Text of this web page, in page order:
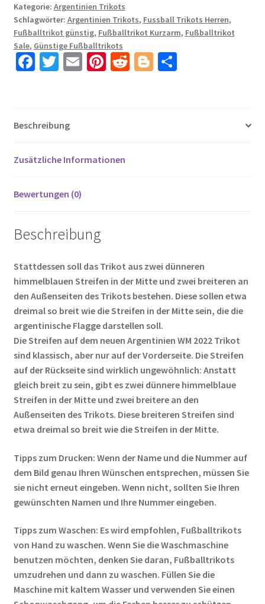
Weiss
Blau
Kurzarm
Fussballtrikots
DE
Kategorie: Argentinien Trikots
Schlagwörter: Argentinien Trikots, Fussball Trikots Herren,
Fußballtrikot günstig, Fußballtrikot Kurzarm, Fußballtrikot
Sale, Günstige Fußballtrikots
Fa
o
k
T
er
E Pi R Bl T
Beschreibung
Zusätzliche Informationen
Bewertungen (0)
Beschreibung
Stattdessen soll das Trikot aus zwei dünneren
himmelblauen Streifen in der Mitte und zwei breiteren an
den Außenseiten des Trikots bestehen. Diese sollen etwa
dreimal so breit wie die Streifen in der Mitte sein, die die
argentinische Flagge darstellen soll.
Die Streifen auf dem neuen Argentinien WM 2022 Trikot
sind klassisch, aber nur auf der Vorderseite. Die Streifen
auf der Rückseite sind wirklich ungewöhnlich: Anstatt
gleich breit zu sein, gibt es zwei dünnere himmelblaue
Streifen in der Mitte und zwei breitere an den
Außenseiten des Trikots. Diese breiteren Streifen sind
etwa dreimal so breit wie die Streifen in der Mitte.
Tipps zum Drucken: Wenn der Name und die Nummer auf
dem Bild genau Ihren Wünschen entsprechen, müssen Sie
sie nicht erneut eingeben. Wenn nicht, sollten Sie Ihren
gewünschten Namen und Ihre Nummer eingeben.
Tipps zum Waschen: Es wird empfohlen, Fußballtrikots
von Hand zu waschen. Wenn Sie die Waschmaschine
benutzen möchten, denken Sie daran, Fußballtrikots
umzudrehen und dann zu waschen. Füllen Sie die
Maschine mit kaltem Wasser und verwenden Sie einen